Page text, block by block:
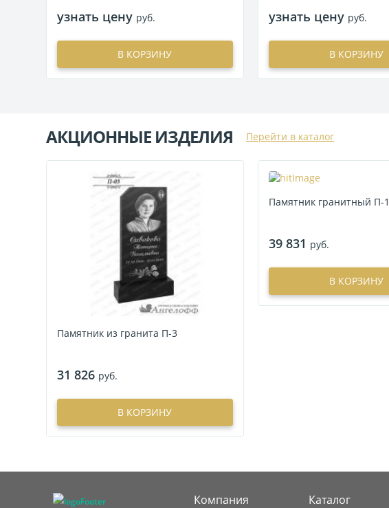
узнать цену руб.
В КОРЗИНУ
узнать цену руб.
В КОРЗИНУ
АКЦИОННЫЕ ИЗДЕЛИЯ Перейти в каталог
Памятник из гранита П-3
31 826 руб.
В КОРЗИНУ
Памятник гранитный П-
39 831 руб.
В КОРЗИНУ
Компания Каталог